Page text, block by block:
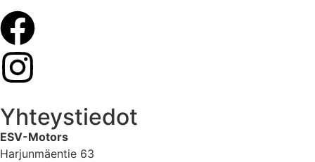
Yhteystiedot
ESV-Motors
Harjunmäentie 63